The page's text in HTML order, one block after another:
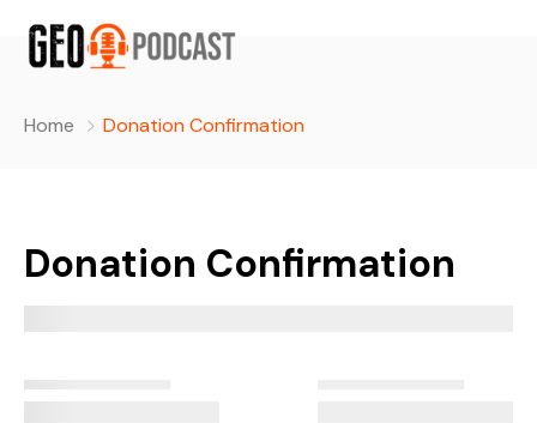
Home Donation Confirmation
Donation Confirmation